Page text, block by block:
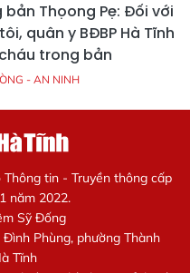
bản Thọong Pẹ: Đối với
quân y BĐBP Hà Tĩnh
trong bản
- AN NINH
Thông tin - Truyền thông cấp
năm 2022.
Sỹ Đống
Phùng, phường Thành
Tĩnh